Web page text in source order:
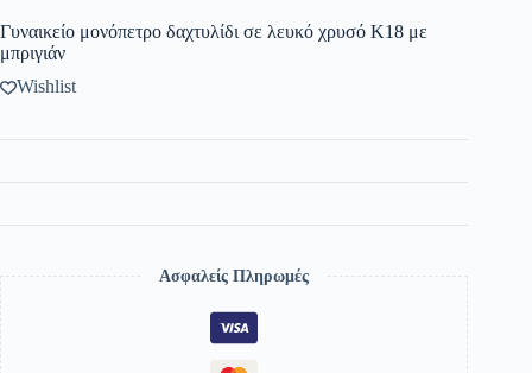
Γυναικείο μονόπετρο δαχτυλίδι σε λευκό χρυσό Κ18 με
μπριγιάν
Wishlist
Ασφαλείς Πληρωμές